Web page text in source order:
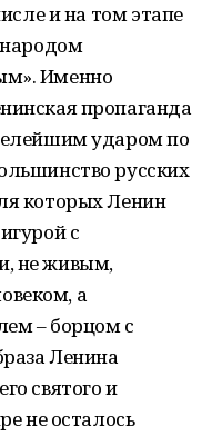
и на том этапе
народом
Именно
пропаганда
ударом по
русских
которых Ленин
с
не живым,
а
– борцом с
Ленина
святого и
не осталось